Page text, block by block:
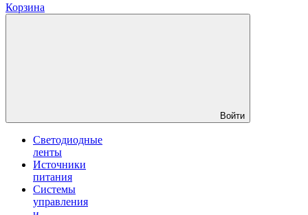
Корзина
Войти
Светодиодные
ленты
Источники
питания
Системы
управления